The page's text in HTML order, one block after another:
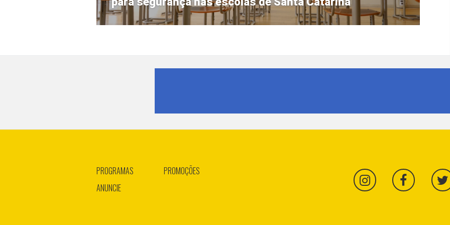
PROGRAMAS
PROMOÇÕES
ANUNCIE